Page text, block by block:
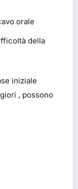
orale
della
iniziale
, possono